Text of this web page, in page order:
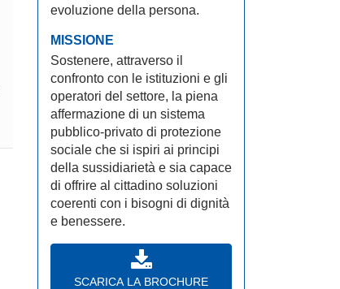
evoluzione della persona.
MISSIONE
Sostenere, attraverso il
confronto con le istituzioni e gli
operatori del settore, la piena
affermazione di un sistema
pubblico-privato di protezione
sociale che si ispiri ai principi
della sussidiarietà e sia capace
di offrire al cittadino soluzioni
coerenti con i bisogni di dignità
e benessere.
SCARICA LA BROCHURE